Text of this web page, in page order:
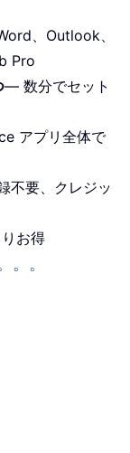
、Outlook、
Pro
— 数分でセット
アプリ全体で
不要、クレジッ
お得
。。